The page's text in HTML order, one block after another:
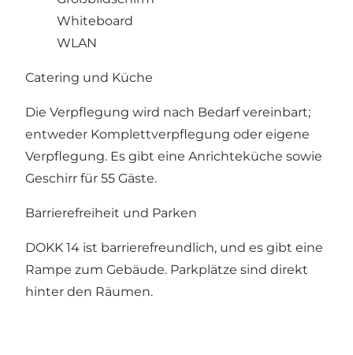
Whiteboard
WLAN
Catering und Küche
Die Verpflegung wird nach Bedarf vereinbart;
entweder Komplettverpflegung oder eigene
Verpflegung. Es gibt eine Anrichteküche sowie
Geschirr für 55 Gäste.
Barrierefreiheit und Parken
DOKK 14 ist barrierefreundlich, und es gibt eine
Rampe zum Gebäude. Parkplätze sind direkt
hinter den Räumen.